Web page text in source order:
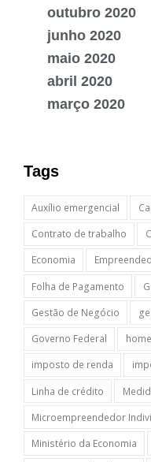
outubro 2020
junho 2020
maio 2020
abril 2020
março 2020
Tags
Auxílio emergencial
Contrato de trabalho
Economia
Folha de Pagamento
Gestão de Negócio
Governo Federal
imposto de renda
Linha de crédito
Microempreendedor
Ministério da Economia